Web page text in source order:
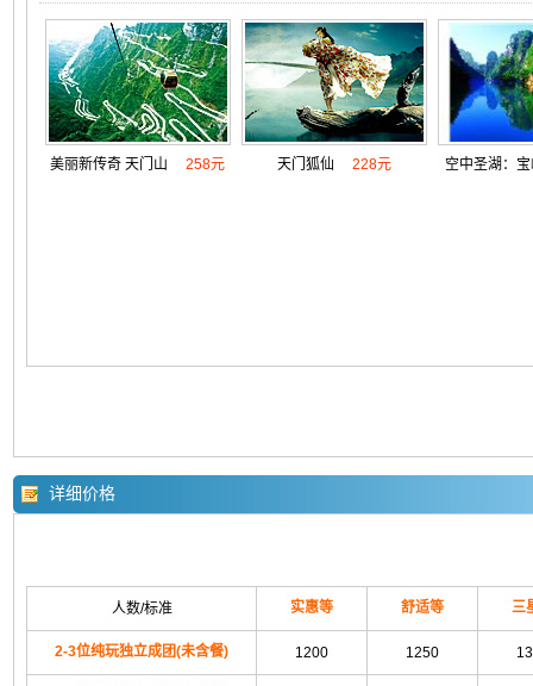
美丽新传奇 天门山 258元 天门狐仙 228元 空中圣湖：
详细价格
人数/标准 实惠等 舒适等 三
2-3位纯玩独立成团(未含餐) 1200 1250